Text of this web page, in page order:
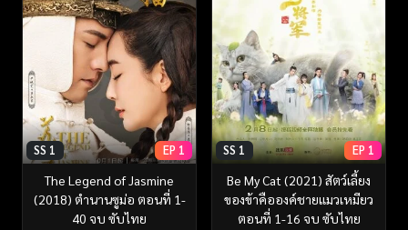
SS 1 EP 1
The Legend of Jasmine
(2018) ตำนานซูม่อ ตอนที่ 1-
40 จบ ซับไทย
SS 1 EP 1
Be My Cat (2021) สัตว์เลี้ยง
ของข้าคือองค์ชายแมวเหมียว
ตอนที่ 1-16 จบ ซับไทย